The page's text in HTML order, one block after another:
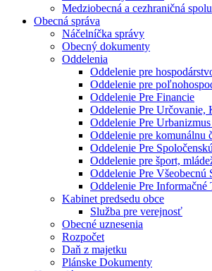
Medziobecná a cezhraničná
Obecná správa
Náčelníčka správy
Obecný dokumenty
Oddelenia
Oddelenie pre
Oddelenie pre
Oddelenie Pre Financie
Oddelenie Pre Určovanie,
Oddelenie Pre
Oddelenie pre komunálnu
Oddelenie Pre
Oddelenie pre šport,
Oddelenie Pre Všeobecnú
Oddelenie Pre
Kabinet predsedu obce
Služba pre verejnosť
Obecné uznesenia
Rozpočet
Daň z majetku
Plánske Dokumenty